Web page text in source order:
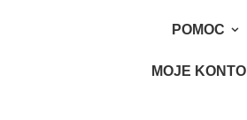
POMOC
MOJE KONTO